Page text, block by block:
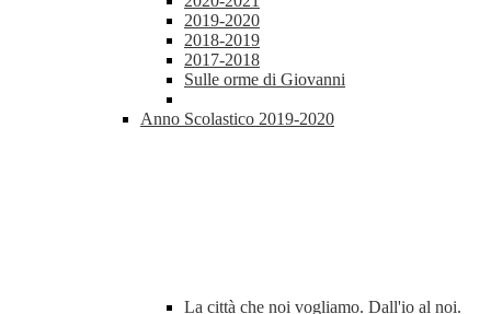
2019-2020
2018-2019
2017-2018
Sulle orme di Giovanni
Anno Scolastico 2019-2020
La città che noi vogliamo. Dall'io al noi.